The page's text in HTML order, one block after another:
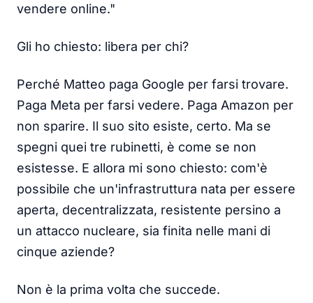
vendere online."
Gli ho chiesto: libera per chi?
Perché Matteo paga Google per farsi trovare.
Paga Meta per farsi vedere. Paga Amazon per
non sparire. Il suo sito esiste, certo. Ma se
spegni quei tre rubinetti, è come se non
esistesse. E allora mi sono chiesto: com'è
possibile che un'infrastruttura nata per essere
aperta, decentralizzata, resistente persino a
un attacco nucleare, sia finita nelle mani di
cinque aziende?
Non è la prima volta che succede.